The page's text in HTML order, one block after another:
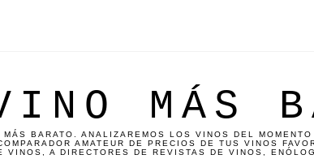
MÁS
BARATO. ANALIZAREMOS LOS VINOS DEL
AMATEUR DE PRECIOS DE TUS VINOS
VINOS, A DIRECTORES DE REVISTAS DE VINOS,